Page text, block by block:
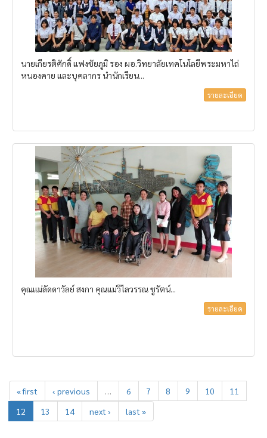
นายเกียรติศักดิ์ แฟงชัยภูมิ รอง ผอ.วิทยาลัยเทคโนโลยีพระมหาไถ่
หนองคาย และบุคลากร นำนักเรียน...
รายละเอียด
คุณแม่ลัดดาวัลย์ สงกา คุณแม่วิไลวรรณ ชูรัตน์...
รายละเอียด
« first ‹ previous … 6 7 8 9 10
11
12
13 14 next › last »